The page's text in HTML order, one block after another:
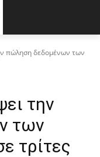
πώληση δεδομένων των
την
των
τρίτες